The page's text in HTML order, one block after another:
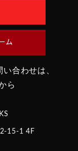
ム
合わせは、
ら
15-1 4F